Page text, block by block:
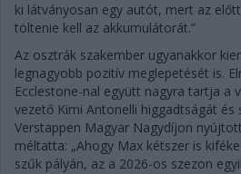
ki látványosan egy autót, mert az
töltenie kell az akkumulátorát.”
Az osztrák szakember ugyanakkor
legnagyobb pozitív meglepetését is.
Ecclestone-nal együtt nagyra tartja a
vezető Kimi Antonelli higgadtságát és
Verstappen Magyar Nagydíjon
méltatta: „Ahogy Max kétszer is
szűk pályán, az a 2026-os szezon